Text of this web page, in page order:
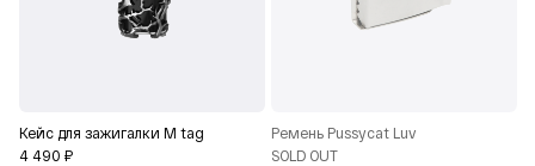
Кейс для зажигалки M tag
4 490 ₽
Ремень Pussycat Luv
SOLD OUT